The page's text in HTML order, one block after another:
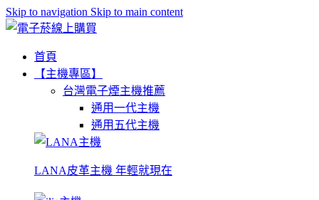
Skip to navigation Skip to main content
首頁
【主機專區】
台灣電子煙主機推薦
通用一代主機
通用五代主機
LANA皮革主機 年輕就現在